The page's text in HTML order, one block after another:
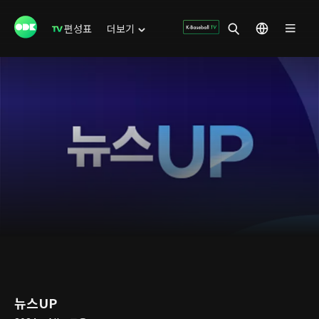
편성표 더보기
뉴스UP